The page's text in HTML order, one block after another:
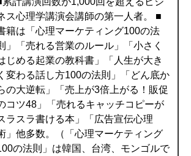
ス心理学講演会講師の第一人者。 ■
籍は「心理マーケティング100の法
」「売れる営業のルール」「小さく
じめる起業の教科書」「人生が大き
変わる話し方100の法則」「どん底か
の大逆転」「売上が3倍上がる！販促
コツ48」「売れるキャッチコピーが
ラスラ書ける本」「広告宣伝心理
」他多数。（「心理マーケティング
の法則」は韓国、台湾、モンゴルで